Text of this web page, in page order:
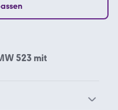
523 mit